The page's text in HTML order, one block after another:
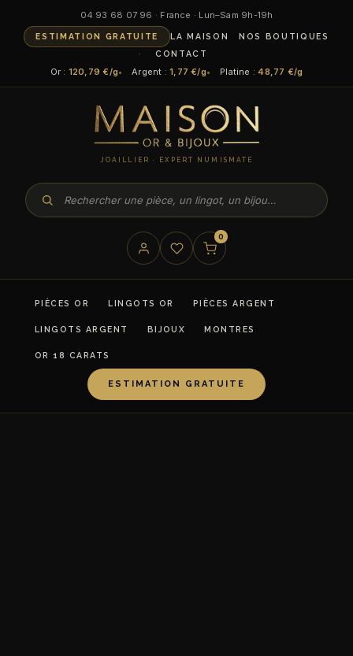
04 93 68 07 96 · France · Lun–Sam 9h-19h
ESTIMATION GRATUITE LA MAISON
NOS BOUTIQUES
CONTACT
Or : 120,79 €/g Argent :1,77 €/g Platine :48,77 €/g
JOAILLIER · EXPERT NUMISMATE
0
PIÈCES OR LINGOTS OR PIÈCES ARGENT
LINGOTS ARGENT BIJOUX MONTRES
OR 18 CARATS
ESTIMATION GRATUITE